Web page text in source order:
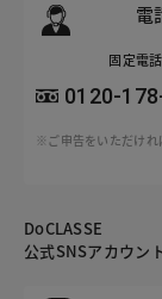
電
固定電
0120-
※ご申告をいただけれ
DoCLASSE
公式SNSアカウン